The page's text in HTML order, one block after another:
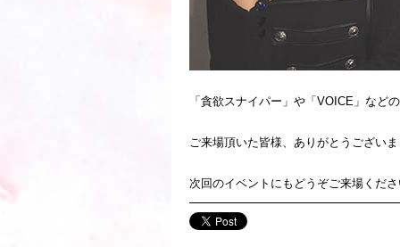
「貪欲スナイパー」や「VOICE」など
ご来場頂いた皆様、ありがとうござい
次回のイベントにもどうぞご来場くだ